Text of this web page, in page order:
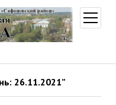
меню
26.11.2021”